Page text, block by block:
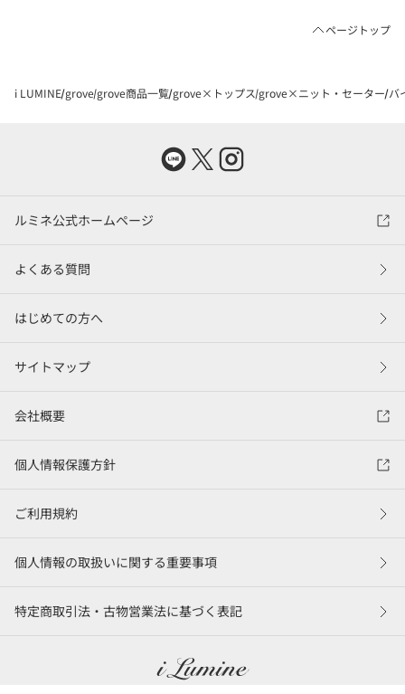
ページトップ
i LUMINE grove grove商品一覧 grove×トップス grove×ニット・セーター バ
ルミネ公式ホームページ
よくある質問
はじめての方へ
サイトマップ
会社概要
個人情報保護方針
ご利用規約
個人情報の取扱いに関する重要事項
特定商取引法・古物営業法に基づく表記